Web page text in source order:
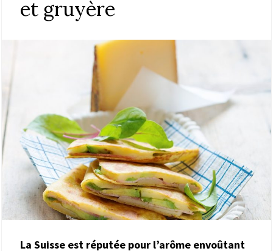
et gruyère
La Suisse est réputée pour l’arôme envoûtant